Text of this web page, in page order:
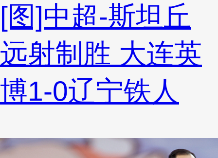
[图]中超-斯坦丘
远射制胜 大连英
博1-0辽宁铁人